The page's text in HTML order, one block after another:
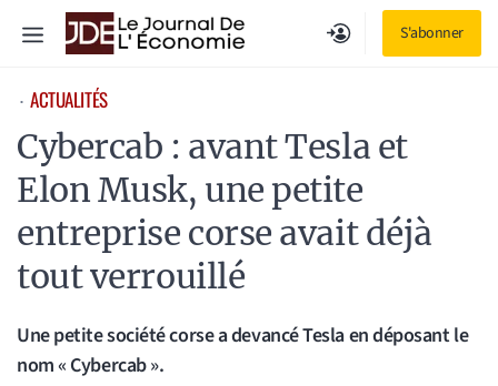
S'abonner
Menu
⋅ ACTUALITÉS
Cybercab : avant Tesla et
Elon Musk, une petite
entreprise corse avait déjà
tout verrouillé
Une petite société corse a devancé Tesla en déposant le
nom « Cybercab ».